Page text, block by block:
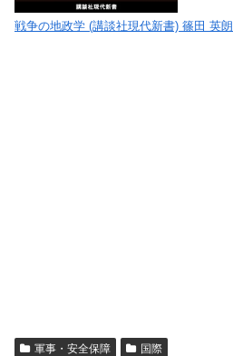
戦争の地政学 (講談社現代新書) 篠田 英朗
軍事・安全保障 国際